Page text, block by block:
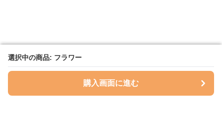
選択中の商品: フラワー
購入画面に進む
選択中の商品: フラワー
購入画面に進む